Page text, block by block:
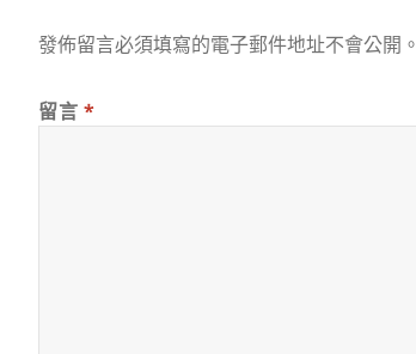
發佈留言必須填寫的電子郵件地址不會公開。
留言*